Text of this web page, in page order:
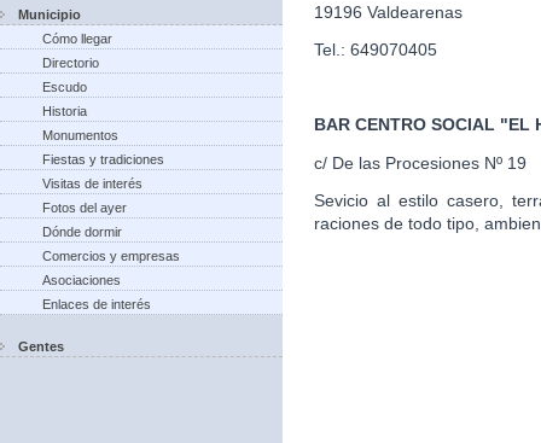
Municipio
Cómo llegar
Directorio
Escudo
Historia
Monumentos
Fiestas y tradiciones
Visitas de interés
Fotos del ayer
Dónde dormir
Comercios y empresas
Asociaciones
Enlaces de interés
Gentes
19196 Valdearenas
Tel.: 649070405
BAR CENTRO SOCIAL "EL
c/ De las Procesiones Nº 19
Sevicio al estilo casero,
raciones de todo tipo,